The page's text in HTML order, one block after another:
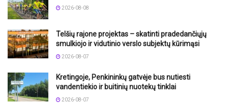
2026-08-08
Telšių rajone projektas – skatinti pradedančiųjų
smulkiojo ir vidutinio verslo subjektų kūrimąsi
2026-08-07
Kretingoje, Penkininkų gatvėje bus nutiesti
vandentiekio ir buitinių nuotekų tinklai
2026-08-07